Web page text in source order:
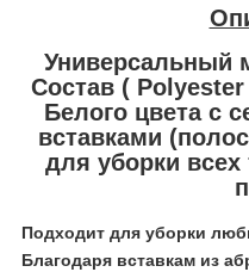
Универсальный
Состав (
Белого цвета с
вставками
для уборки всех
Подходит для уборки
Благодаря вставкам из